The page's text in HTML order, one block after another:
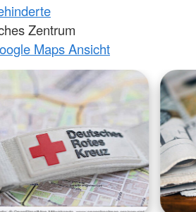
Zentrum
Maps Ansicht